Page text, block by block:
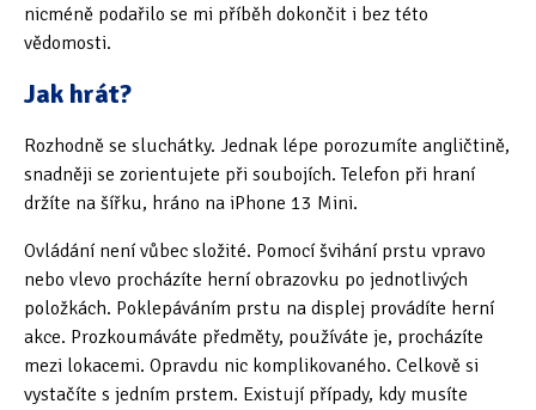
nicméně podařilo se mi příběh dokončit i bez této
vědomosti.
Jak hrát?
Rozhodně se sluchátky. Jednak lépe porozumíte angličtině,
snadněji se zorientujete při soubojích. Telefon při hraní
držíte na šířku, hráno na iPhone 13 Mini.
Ovládání není vůbec složité. Pomocí švihání prstu vpravo
nebo vlevo procházíte herní obrazovku po jednotlivých
položkách. Poklepáváním prstu na displej provádíte herní
akce. Prozkoumáváte předměty, používáte je, procházíte
mezi lokacemi. Opravdu nic komplikovaného. Celkově si
vystačíte s jedním prstem. Existují případy, kdy musíte